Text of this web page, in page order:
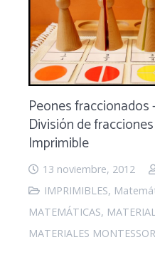
Peones fraccionados
División de
Imprimible
13 noviembre, 2012
IMPRIMIBLES,
MATEMÁTICAS,
MATERIALES